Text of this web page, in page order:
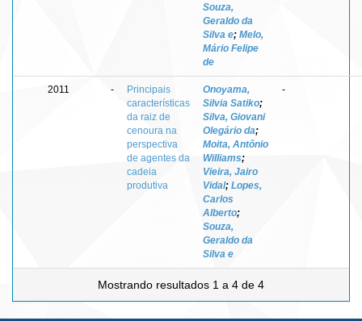
Souza,
Geraldo da
Silva e; Melo,
Mário Felipe
de
2011 -
Principais
características
da raiz de
cenoura na
perspectiva
de agentes da
cadeia
produtiva
Onoyama,
Silvia Satiko;
Silva, Giovani
Olegário da;
Moita, Antônio
Williams;
Vieira, Jairo
Vidal; Lopes,
Carlos
Alberto;
Souza,
Geraldo da
Silva e
-
Mostrando resultados 1 a 4 de 4